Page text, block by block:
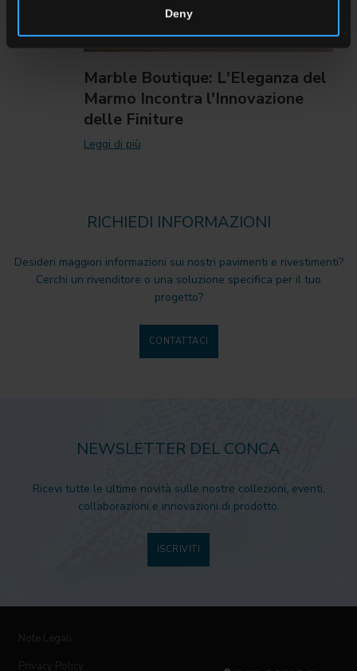
Deny
Marble Boutique: L'Eleganza del
Marmo Incontra l'Innovazione
delle Finiture
Leggi di più
RICHIEDI INFORMAZIONI
Desideri maggiori informazioni sui nostri pavimenti e rivestimenti?
Cerchi un rivenditore o una soluzione specifica per il tuo
progetto?
CONTATTACI
NEWSLETTER DEL CONCA
Ricevi tutte le ultime novità sulle nostre collezioni, eventi,
collaborazioni e innovazioni di prodotto.
ISCRIVITI
Note Legali
Privacy Policy